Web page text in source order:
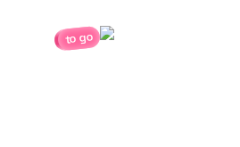
to go